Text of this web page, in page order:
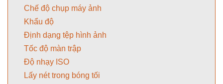
Chế độ chụp máy ảnh
Khẩu độ
Định dạng tệp hình ảnh
Tốc độ màn trập
Độ nhạy ISO
Lấy nét trong bóng tối